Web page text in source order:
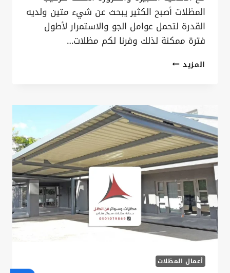
المظلات أصبح الكثير يبحث عن شيء متين ولديه
القدرة لتحمل عوامل الجو والاستمرار لأطول
فترة ممكنة لذلك وفرنا لكم مظلات…
المزيدمظلات
الدمام
ت:
0535879621
حداد
مظلات
ساندوتش
بانل
القطيف
أعمال المظلات